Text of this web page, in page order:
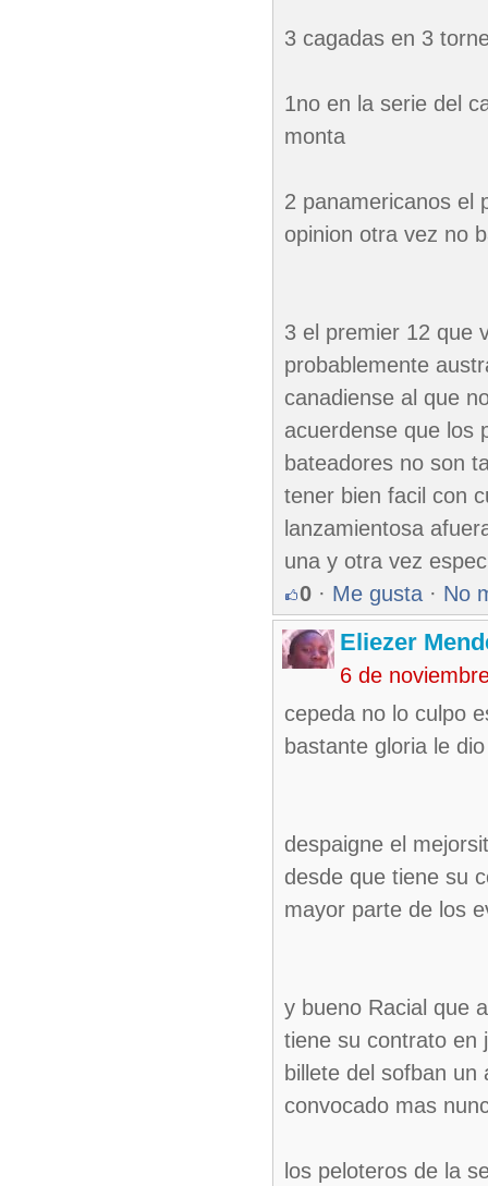
3 cagadas en 3
1no en la serie del
monta
2 panamericanos el
opinion otra vez no
3 el premier 12 que
probablemente
canadiense al que
acuerdense que los
bateadores no son
tener bien facil con
lanzamientosa
una y otra vez
0 · Me gusta · No
Eliezer
6 de
cepeda no lo culpo
bastante gloria le
despaigne el
desde que tiene su
mayor parte de los
y bueno Racial que
tiene su contrato en
billete del sofban
convocado mas
los peloteros de la